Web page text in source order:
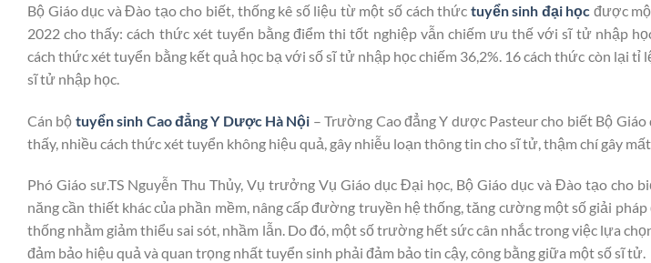
Bộ Giáo dục và Đào tạo cho biết, thống kê số liệu từ một số cách thức tuyển sinh đại học được
2022 cho thấy: cách thức xét tuyển bằng điểm thi tốt nghiệp vẫn chiếm ưu thế với sĩ tử nhập
cách thức xét tuyển bằng kết quả học bạ với số sĩ tử nhập học chiếm 36,2%. 16 cách thức còn lại
sĩ tử nhập học.
Cán bộ tuyển sinh Cao đẳng Y Dược Hà Nội – Trường Cao đẳng Y dược Pasteur cho biết Bộ
thấy, nhiều cách thức xét tuyển không hiệu quả, gây nhiễu loạn thông tin cho sĩ tử, thậm chí gây mất
Phó Giáo sư.TS Nguyễn Thu Thủy, Vụ trưởng Vụ Giáo dục Đại học, Bộ Giáo dục và Đào tạo cho
năng cần thiết khác của phần mềm, nâng cấp đường truyền hệ thống, tăng cường một số giải
thống nhằm giảm thiểu sai sót, nhầm lẫn. Do đó, một số trường hết sức cân nhắc trong việc lựa
đảm bảo hiệu quả và quan trọng nhất tuyển sinh phải đảm bảo tin cậy, công bằng giữa một số sĩ tử.